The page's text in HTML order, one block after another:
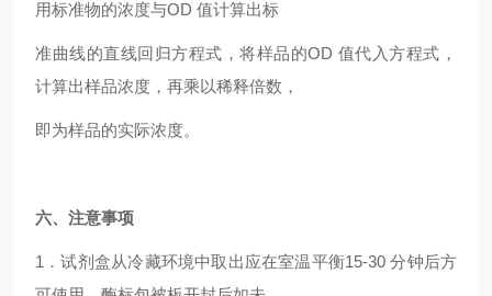
用标准物的浓度与OD 值计算出标
准曲线的直线回归方程式，将样品的OD 值代入方程式，
计算出样品浓度，再乘以稀释倍数，
即为样品的实际浓度。
六、注意事项
1 ．试剂盒从冷藏环境中取出应在室温平衡15-30 分钟后方